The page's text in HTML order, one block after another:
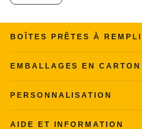
BOÎTES PRÊTES À
EMBALLAGES EN CARTON
PERSONNALISATION
AIDE ET INFORMATION